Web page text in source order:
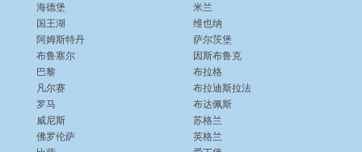
海德堡
国王湖
阿姆斯特丹
布鲁塞尔
巴黎
凡尔赛
罗马
威尼斯
佛罗伦萨
米兰
维也纳
萨尔茨堡
因斯布鲁克
布拉格
布拉迪斯拉法
布达佩斯
苏格兰
英格兰